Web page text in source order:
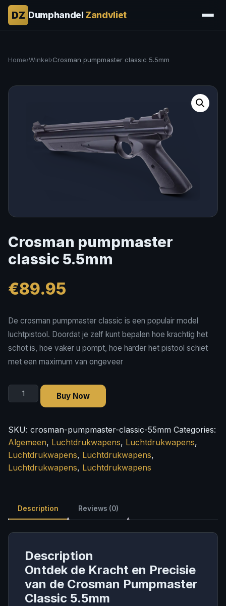
DZ Dumphandel Zandvliet
Home›Winkel›Crosman pumpmaster classic 5.5mm
Crosman pumpmaster
classic 5.5mm
€89.95
De crosman pumpmaster classic is een populair model
luchtpistool. Doordat je zelf kunt bepalen hoe krachtig het
schot is, hoe vaker u pompt, hoe harder het pistool schiet
met een maximum van ongeveer
Crosman
pumpmaster
5.5mm
quantity
Buy Now
SKU: crosman-pumpmaster-classic-55mm Categories:
Algemeen, Luchtdrukwapens, Luchtdrukwapens,
Luchtdrukwapens, Luchtdrukwapens,
Luchtdrukwapens, Luchtdrukwapens
Description Reviews (0)
Description
Ontdek de Kracht en Precisie
van de Crosman Pumpmaster
Classic 5.5mm